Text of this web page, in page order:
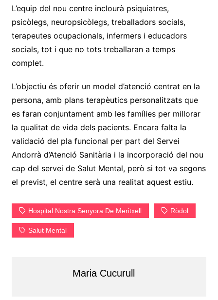
L’equip del nou centre inclourà psiquiatres,
psicòlegs, neuropsicòlegs, treballadors socials,
terapeutes ocupacionals, infermers i educadors
socials, tot i que no tots treballaran a temps
complet.
L’objectiu és oferir un model d’atenció centrat en la
persona, amb plans terapèutics personalitzats que
es faran conjuntament amb les famílies per millorar
la qualitat de vida dels pacients. Encara falta la
validació del pla funcional per part del Servei
Andorrà d’Atenció Sanitària i la incorporació del nou
cap del servei de Salut Mental, però si tot va segons
el previst, el centre serà una realitat aquest estiu.
Hospital Nostra Senyora De Meritxell Ròdol
Salut Mental
Maria Cucurull